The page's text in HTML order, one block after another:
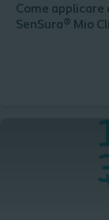
Come applicare
SenSura® Mio